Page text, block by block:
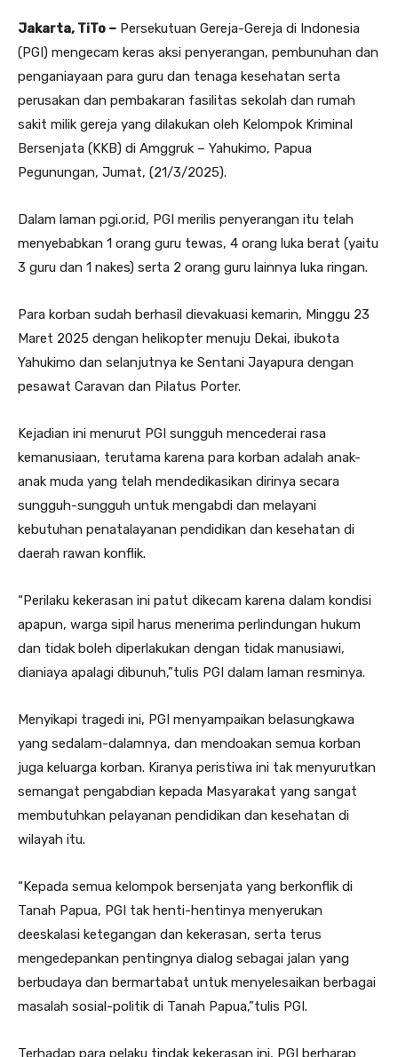
Jakarta, TiTo – Persekutuan Gereja-Gereja di Indonesia
(PGI) mengecam keras aksi penyerangan, pembunuhan dan
penganiayaan para guru dan tenaga kesehatan serta
perusakan dan pembakaran fasilitas sekolah dan rumah
sakit milik gereja yang dilakukan oleh Kelompok Kriminal
Bersenjata (KKB) di Amggruk – Yahukimo, Papua
Pegunungan, Jumat, (21/3/2025).
Dalam laman pgi.or.id, PGI merilis penyerangan itu telah
menyebabkan 1 orang guru tewas, 4 orang luka berat (yaitu
3 guru dan 1 nakes) serta 2 orang guru lainnya luka ringan.
Para korban sudah berhasil dievakuasi kemarin, Minggu 23
Maret 2025 dengan helikopter menuju Dekai, ibukota
Yahukimo dan selanjutnya ke Sentani Jayapura dengan
pesawat Caravan dan Pilatus Porter.
Kejadian ini menurut PGI sungguh mencederai rasa
kemanusiaan, terutama karena para korban adalah anak-
anak muda yang telah mendedikasikan dirinya secara
sungguh-sungguh untuk mengabdi dan melayani
kebutuhan penatalayanan pendidikan dan kesehatan di
daerah rawan konflik.
“Perilaku kekerasan ini patut dikecam karena dalam kondisi
apapun, warga sipil harus menerima perlindungan hukum
dan tidak boleh diperlakukan dengan tidak manusiawi,
dianiaya apalagi dibunuh,”tulis PGI dalam laman resminya.
Menyikapi tragedi ini, PGI menyampaikan belasungkawa
yang sedalam-dalamnya, dan mendoakan semua korban
juga keluarga korban. Kiranya peristiwa ini tak menyurutkan
semangat pengabdian kepada Masyarakat yang sangat
membutuhkan pelayanan pendidikan dan kesehatan di
wilayah itu.
“Kepada semua kelompok bersenjata yang berkonflik di
Tanah Papua, PGI tak henti-hentinya menyerukan
deeskalasi ketegangan dan kekerasan, serta terus
mengedepankan pentingnya dialog sebagai jalan yang
berbudaya dan bermartabat untuk menyelesaikan berbagai
masalah sosial-politik di Tanah Papua,”tulis PGI.
Terhadap para pelaku tindak kekerasan ini, PGI berharap